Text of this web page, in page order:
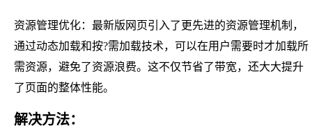
资源管理优化：最新版网页引入了更先进的资源管理机制，
通过动态加载和按?需加载技术，可以在用户需要时才加载所
需资源，避免了资源浪费。这不仅节省了带宽，还大大提升
了页面的整体性能。
解决方法：